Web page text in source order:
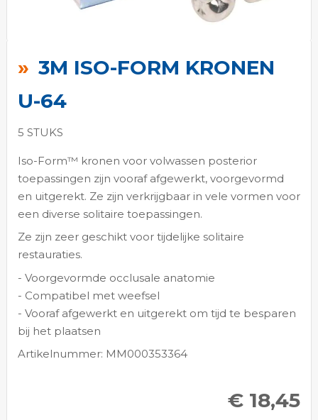
3M ISO-FORM KRONEN
U-64
5 STUKS
Iso-Form™ kronen voor volwassen posterior
toepassingen zijn vooraf afgewerkt, voorgevormd
en uitgerekt. Ze zijn verkrijgbaar in vele vormen voor
een diverse solitaire toepassingen.
Ze zijn zeer geschikt voor tijdelijke solitaire
restauraties.
- Voorgevormde occlusale anatomie
- Compatibel met weefsel
- Vooraf afgewerkt en uitgerekt om tijd te besparen
bij het plaatsen
Artikelnummer: MM000353364
€ 18,45
het
begin
van
de
gallerij